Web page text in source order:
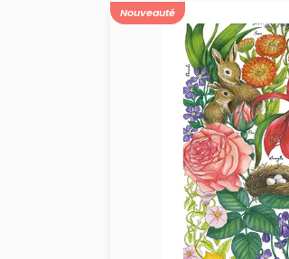
Nouveauté